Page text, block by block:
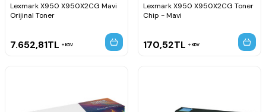
Lexmark X950 X950X2CG Mavi
Orijinal Toner
7.652,81TL KDV
Lexmark X950 X950X2CG Toner
Chip - Mavi
170,52TL KDV